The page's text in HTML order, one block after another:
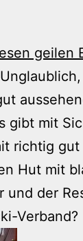
geilen
gibt mit
richtig gut
Hut mit
und der
Verband?